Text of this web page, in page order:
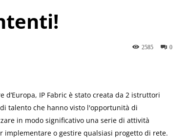
0
2585
d’Europa, IP Fabric è stato creata da 2 istruttori
talento che hanno visto l'opportunità di
in modo significativo una serie di attività
implementare o gestire qualsiasi progetto di rete.